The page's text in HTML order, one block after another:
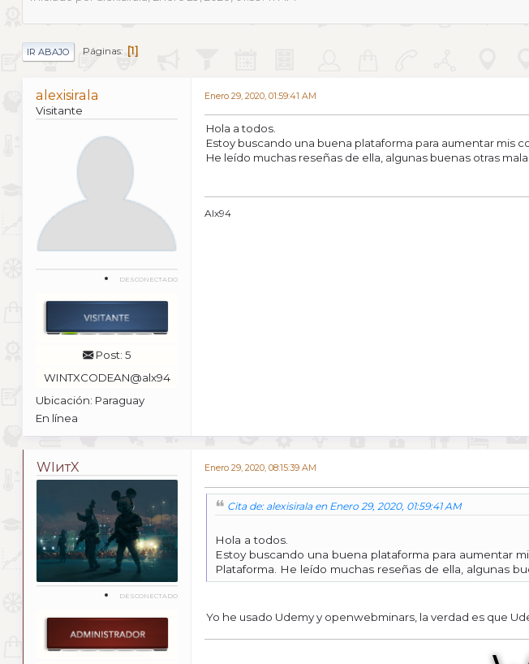
IR ABAJO Páginas 1
alexisirala
Visitante
DESCONECTADO
Post: 5
WINTXCODEAN@alx94
Ubicación: Paraguay
En línea
Enero 29, 2020, 01:59:41 AM
Hola a todos.
Estoy buscando una buena plataforma para aumentar mis
He leído muchas reseñas de ella, algunas buenas otras
Alx94
WIитX
DESCONECTADO
Enero 29, 2020, 08:15:39 AM
Cita de: alexisirala en Enero 29, 2020, 01:59:41 AM
Hola a todos.
Estoy buscando una buena plataforma para aumentar
Plataforma. He leído muchas reseñas de ella, algunas
Yo he usado Udemy y openwebminars, la verdad es que